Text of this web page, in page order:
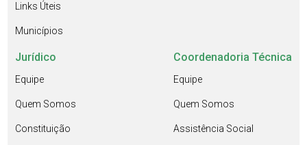
Links Úteis
Municípios
Jurídico
Equipe
Quem Somos
Constituição
Coordenadoria Técnica
Equipe
Quem Somos
Assistência Social